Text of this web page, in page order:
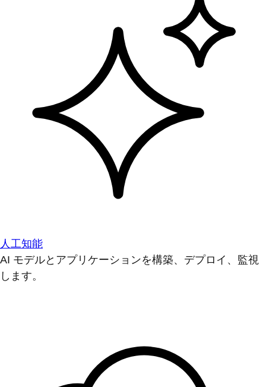
人工知能
AI モデルとアプリケーションを構築、デプロイ、監視
します。